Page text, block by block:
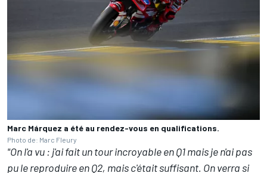
Marc Márquez a été au rendez-vous en qualifications.
Photo de: Marc Fleury
"On l'a vu : j'ai fait un tour incroyable en Q1 mais je n'ai pas
pu le reproduire en Q2, mais c'était suffisant. On verra si